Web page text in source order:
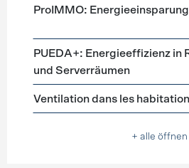
ProIMMO:
PUEDA+: Energieeffizienz in
und Serverräumen
Ventilation dans les
+ alle öffnen